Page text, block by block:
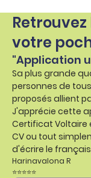
votre
"Application
Sa plus grande
personnes de
proposés allient
J'apprécie cette
Certificat Voltaire
CV ou tout
d'écrire le
Harinavalona R
⭐⭐⭐⭐⭐